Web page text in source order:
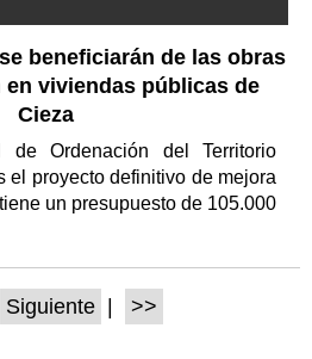
beneficiarán de las obras
viviendas públicas de
Cieza
de Ordenación del Territorio
el proyecto definitivo de mejora
un presupuesto de 105.000
Siguiente >>